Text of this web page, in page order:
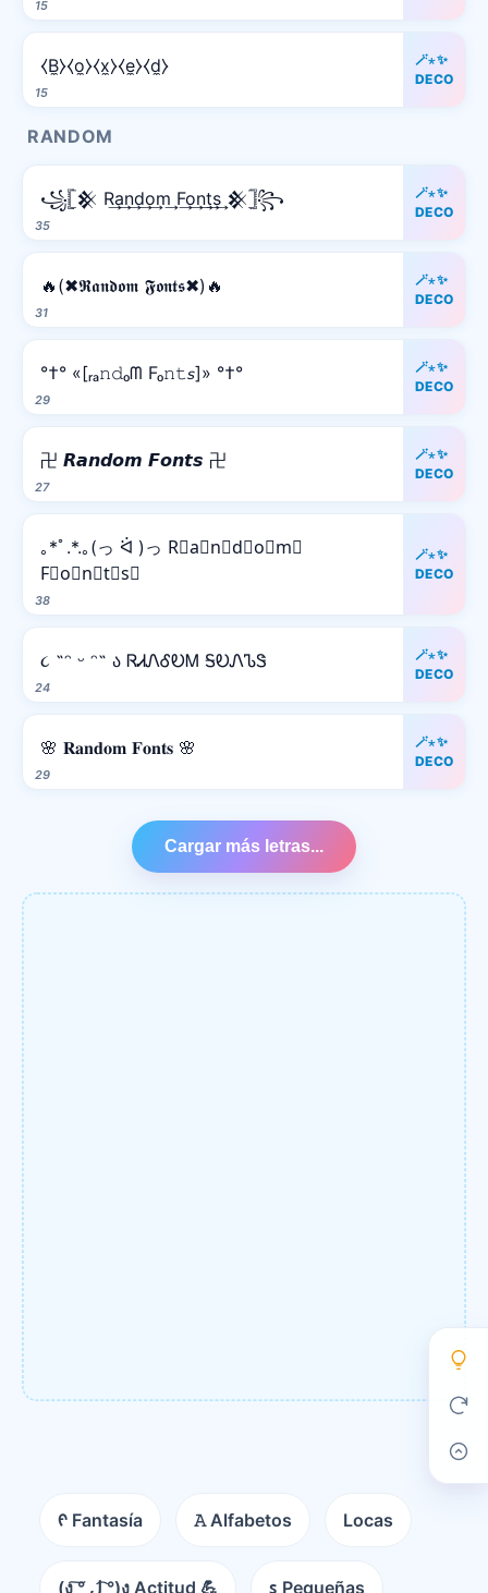
15
15
⧼B̼⧽⧼o̼⧽⧼x̼⧽⧼e̼⧽⧼d̼⧽
🪄⋆✨
DECO
RANDOM
35
꧁𓊈𒆜 R͢a͢n͢d͢o͢m͢ F͢o͢n͢t͢s͢ 𒆜𓊉꧂
🪄⋆✨
DECO
31
🔥(✖𝕽𝖆𝖓𝖉𝖔𝖒 𝕱𝖔𝖓𝖙𝖘✖)🔥
🪄⋆✨
DECO
29
°†° «[ᵣₐ𝚗𝚍ₒᗰ Fₒ𝚗𝚝𝘴]» °†°
🪄⋆✨
DECO
27
卍 𝙍𝙖𝙣𝙙𝙤𝙢 𝙁𝙤𝙣𝙩𝙨 卍
🪄⋆✨
DECO
38
｡*ﾟ.*.｡(っ ᐛ )っ R⃒a⃒n⃒d⃒o⃒m⃒
F⃒o⃒n⃒t⃒s⃒
🪄⋆✨
DECO
24
૮ ˶ᵔ ᵕ ᵔ˶ ა ᏒᏗᏁᎴᎧᎷ ᎦᎧᏁᏖᏕ
🪄⋆✨
DECO
29
🌸 𝐑𝐚𝐧𝐝𝐨𝐦 𝐅𝐨𝐧𝐭𝐬 🌸
🪄⋆✨
DECO
Cargar más letras...
ᠻ Fantasía 𝙰 Alfabetos Locas
(ง ͠° ͟ل͜ ͡°)ง Actitud 💪 ꜱ Pequeñas